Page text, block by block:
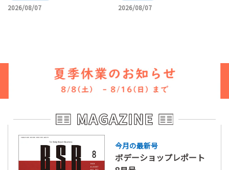
2026/08/07
2026/08/07
今月の最新号
ボデーショップレポート